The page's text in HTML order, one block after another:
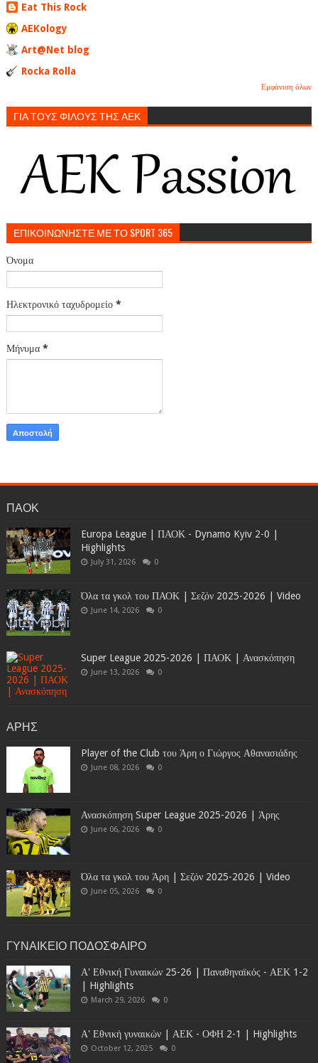
Eat This Rock
AEKology
Art@Net blog
Rocka Rolla
Εμφάνιση όλων
ΓΙΑ ΤΟΥΣ ΦΙΛΟΥΣ ΤΗΣ ΑΕΚ
ΕΠΙΚΟΙΝΩΝΗΣΤΕ ΜΕ ΤΟ SPORT 365
Όνομα
Ηλεκτρονικό ταχυδρομείο *
Μήνυμα *
ΠΑΟΚ
Europa League | ΠΑΟΚ - Dynamo Kyiv 2-0 |
Highlights
July 31, 2026 0
Όλα τα γκολ του ΠΑΟΚ | Σεζόν 2025-2026 | Video
June 14, 2026 0
Super League 2025-2026 | ΠΑΟΚ | Ανασκόπηση
June 13, 2026 0
ΑΡΗΣ
Player of the Club του Άρη ο Γιώργος Αθανασιάδης
June 08, 2026 0
Ανασκόπηση Super League 2025-2026 | Άρης
June 06, 2026 0
Όλα τα γκολ του Άρη | Σεζόν 2025-2026 | Video
June 05, 2026 0
ΓΥΝΑΙΚΕΙΟ ΠΟΔΟΣΦΑΙΡΟ
Α' Εθνική Γυναικών 25-26 | Παναθηναϊκός - ΑΕΚ 1-2
| Highlights
March 29, 2026 0
Α' Εθνική γυναικών | ΑΕΚ - ΟΦΗ 2-1 | Highlights
October 12, 2025 0